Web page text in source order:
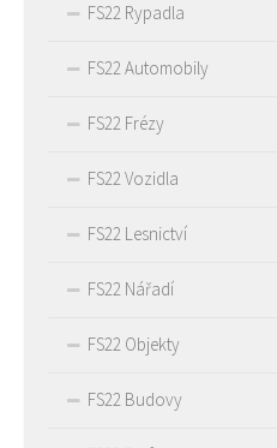
FS22 Rypadla
FS22 Automobily
FS22 Frézy
FS22 Vozidla
FS22 Lesnictví
FS22 Nářadí
FS22 Objekty
FS22 Budovy